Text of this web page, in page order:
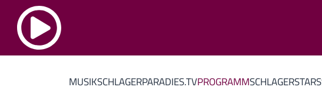
MUSIKSCHLAGERPARADIES.TVPROGRAMMSCHLAGERSTARS